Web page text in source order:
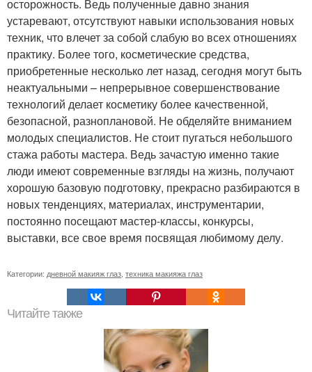
осторожность. Ведь полученные давно знания
устаревают, отсутствуют навыки использования новых
техник, что влечет за собой слабую во всех отношениях
практику. Более того, косметические средства,
приобретенные несколько лет назад, сегодня могут быть
неактуальными – непрерывное совершенствование
технологий делает косметику более качественной,
безопасной, разноплановой. Не обделяйте вниманием
молодых специалистов. Не стоит пугаться небольшого
стажа работы мастера. Ведь зачастую именно такие
люди имеют современные взгляды на жизнь, получают
хорошую базовую подготовку, прекрасно разбираются в
новых тенденциях, материалах, инструментарии,
постоянно посещают мастер-классы, конкурсы,
выставки, все свое время посвящая любимому делу.
Категории: дневной макияж глаз техника макияжа глаз
Читайте также